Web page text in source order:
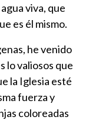
viva, que
es él mismo.
he venido
lo valiosos que
la Iglesia esté
fuerza y
coloreadas